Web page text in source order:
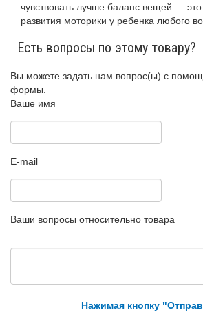
чувствовать лучше баланс вещей —
развития моторики у ребенка любого
Есть вопросы по этому товару?
Вы можете задать нам вопрос(ы) с
формы.
Ваше имя
E-mail
Ваши вопросы относительно товара
Нажимая кнопку